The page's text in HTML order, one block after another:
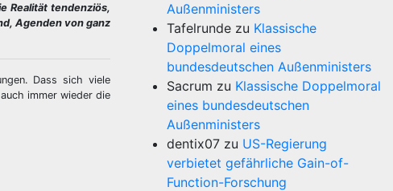
Realität tendenziös,
Agenden von ganz
Dass sich viele
immer wieder die
Außenministers
Tafelrunde zu Klassische
Doppelmoral eines
bundesdeutschen Außenministers
Sacrum zu Klassische Doppelmoral
eines bundesdeutschen
Außenministers
dentix07 zu US-Regierung
verbietet gefährliche Gain-of-
Function-Forschung